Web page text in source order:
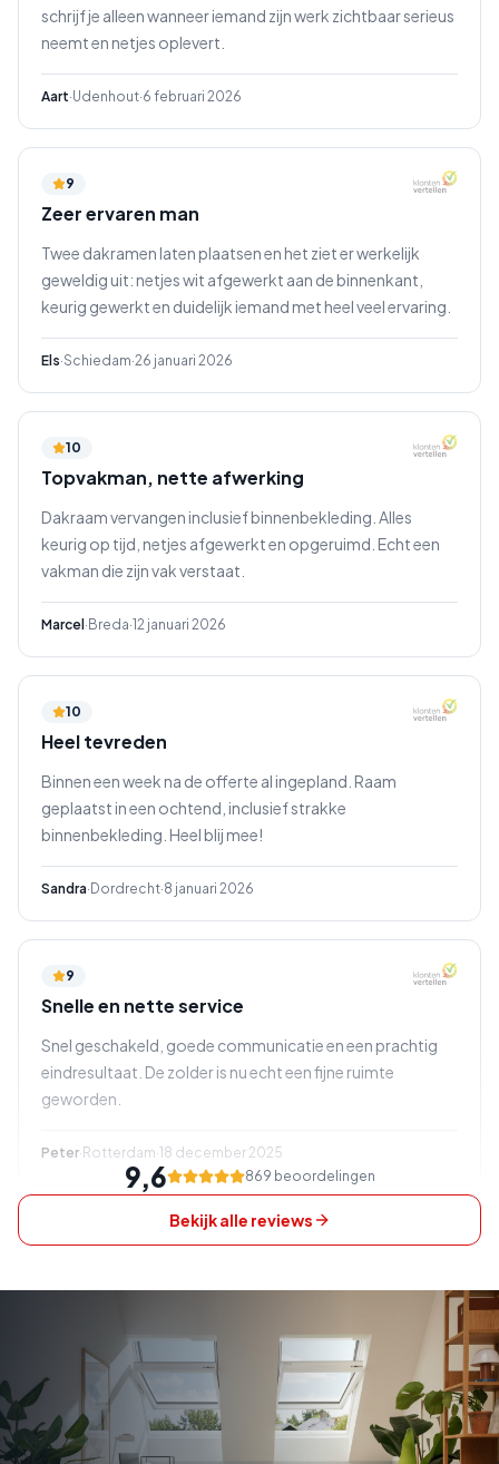
schrijf je alleen wanneer iemand zijn werk zichtbaar serieus
neemt en netjes oplevert.
Aart·Udenhout·6 februari 2026
9
Zeer ervaren man
Twee dakramen laten plaatsen en het ziet er werkelijk
geweldig uit: netjes wit afgewerkt aan de binnenkant,
keurig gewerkt en duidelijk iemand met heel veel ervaring.
Els·Schiedam·26 januari 2026
10
Topvakman, nette afwerking
Dakraam vervangen inclusief binnenbekleding. Alles
keurig op tijd, netjes afgewerkt en opgeruimd. Echt een
vakman die zijn vak verstaat.
Marcel · Breda·12 januari 2026
10
Heel tevreden
Binnen een week na de offerte al ingepland. Raam
geplaatst in een ochtend, inclusief strakke
binnenbekleding. Heel blij mee!
Sandra· Dordrecht·8 januari 2026
9
Snelle en nette service
Snel geschakeld, goede communicatie en een prachtig
eindresultaat. De zolder is nu echt een fijne ruimte
geworden.
Peter· Rotterdam·18 december 2025
9,6 869 beoordelingen
Bekijk alle reviews